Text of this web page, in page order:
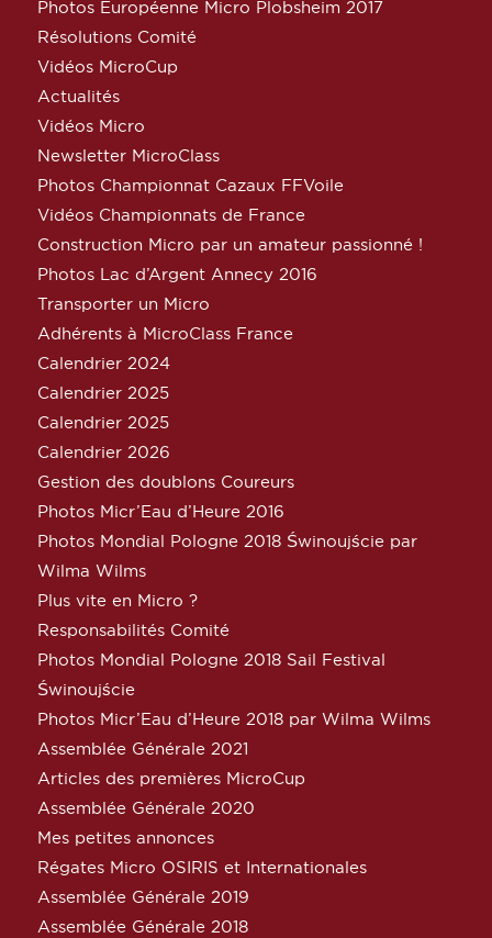
Photos Européenne Micro Plobsheim 2017
Résolutions Comité
Vidéos MicroCup
Actualités
Vidéos Micro
Newsletter MicroClass
Photos Championnat Cazaux FFVoile
Vidéos Championnats de France
Construction Micro par un amateur passionné !
Photos Lac d’Argent Annecy 2016
Transporter un Micro
Adhérents à MicroClass France
Calendrier 2024
Calendrier 2025
Calendrier 2025
Calendrier 2026
Gestion des doublons Coureurs
Photos Micr’Eau d’Heure 2016
Photos Mondial Pologne 2018 Świnoujście par
Wilma Wilms
Plus vite en Micro ?
Responsabilités Comité
Photos Mondial Pologne 2018 Sail Festival
Świnoujście
Photos Micr’Eau d’Heure 2018 par Wilma Wilms
Assemblée Générale 2021
Articles des premières MicroCup
Assemblée Générale 2020
Mes petites annonces
Régates Micro OSIRIS et Internationales
Assemblée Générale 2019
Assemblée Générale 2018